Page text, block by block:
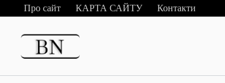
Перейти
до
Про сайт КАРТА САЙТУ Контакти